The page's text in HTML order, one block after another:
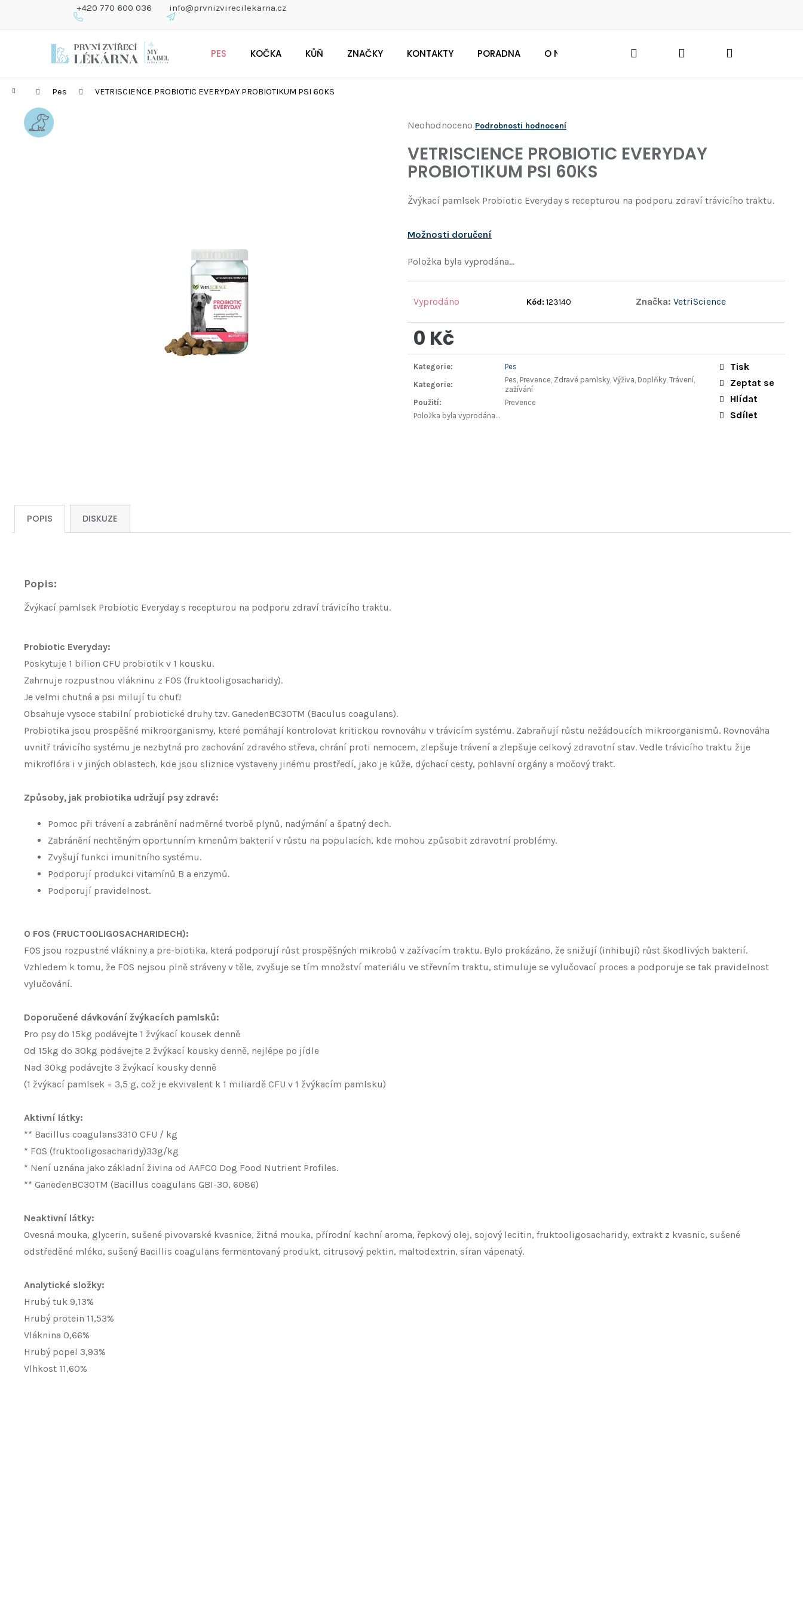
+420 770 600 036 info@prvnizvirecilekarna.cz
PES KOČKA KŮŇ ZNAČKY KONTAKTY PORADNA O NÁS Hledat PřihlášeníNákupní
Domů Pes VETRISCIENCE PROBIOTIC EVERYDAY PROBIOTIKUM PSI 60KS
Průměrné
produktu
je
hvězdiček.
Neohodnoceno Podrobnosti hodnocení
VETRISCIENCE PROBIOTIC EVERYDAY
PROBIOTIKUM PSI 60KS
Žvýkací pamlsek Probiotic Everyday s recepturou na podporu zdraví trávicího traktu.
Možnosti doručení
Položka byla vyprodána…
Vyprodáno Kód: 123140 Značka:VetriScience
0 Kč
Měrná
cena:
Kategorie:
Pes
Kategorie:
Pes, Prevence, Zdravé pamlsky, Výživa, Doplňky, Trávení,
zažívání
Použití:
Prevence
Položka byla vyprodána…
Tisk
Zeptat se
Hlídat
Sdílet
POPIS DISKUZE
Popis:
Žvýkací pamlsek Probiotic Everyday s recepturou na podporu zdraví trávicího traktu.
Probiotic Everyday:
Poskytuje 1 bilion CFU probiotik v 1 kousku.
Zahrnuje rozpustnou vlákninu z FOS (fruktooligosacharidy).
Je velmi chutná a psi milují tu chuť!
Obsahuje vysoce stabilní probiotické druhy tzv. GanedenBC30TM (Baculus coagulans).
Probiotika jsou prospěšné mikroorganismy, které pomáhají kontrolovat kritickou rovnováhu v trávicím systému. Zabraňují růstu nežádoucích mikroorganismů. Rovnováha
uvnitř trávicího systému je nezbytná pro zachování zdravého střeva, chrání proti nemocem, zlepšuje trávení a zlepšuje celkový zdravotní stav. Vedle trávicího traktu žije
mikroflóra i v jiných oblastech, kde jsou sliznice vystaveny jinému prostředí, jako je kůže, dýchací cesty, pohlavní orgány a močový trakt.
Způsoby, jak probiotika udržují psy zdravé:
Pomoc při trávení a zabránění nadměrné tvorbě plynů, nadýmání a špatný dech.
Zabránění nechtěným oportunním kmenům bakterií v růstu na populacích, kde mohou způsobit zdravotní problémy.
Zvyšují funkci imunitního systému.
Podporují produkci vitamínů B a enzymů.
Podporují pravidelnost.
O FOS (FRUCTOOLIGOSACHARIDECH):
FOS jsou rozpustné vlákniny a pre-biotika, která podporují růst prospěšných mikrobů v zažívacím traktu. Bylo prokázáno, že snižují (inhibují) růst škodlivých bakterií.
Vzhledem k tomu, že FOS nejsou plně stráveny v těle, zvyšuje se tím množství materiálu ve střevním traktu, stimuluje se vylučovací proces a podporuje se tak pravidelnost
vylučování.
Doporučené dávkování žvýkacích pamlsků:
Pro psy do 15kg podávejte 1 žvýkací kousek denně
Od 15kg do 30kg podávejte 2 žvýkací kousky denně, nejlépe po jídle
Nad 30kg podávejte 3 žvýkací kousky denně
(1 žvýkací pamlsek = 3,5 g, což je ekvivalent k 1 miliardě CFU v 1 žvýkacím pamlsku)
Aktivní látky:
** Bacillus coagulans3310 CFU / kg
* FOS (fruktooligosacharidy)33g/kg
* Není uznána jako základní živina od AAFCO Dog Food Nutrient Profiles.
** GanedenBC30TM (Bacillus coagulans GBI-30, 6086)
Neaktivní látky:
Ovesná mouka, glycerin, sušené pivovarské kvasnice, žitná mouka, přírodní kachní aroma, řepkový olej, sojový lecitin, fruktooligosacharidy, extrakt z kvasnic, sušené
odstředěné mléko, sušený Bacillis coagulans fermentovaný produkt, citrusový pektin, maltodextrin, síran vápenatý.
Analytické složky:
Hrubý tuk 9,13%
Hrubý protein 11,53%
Vláknina 0,66%
Hrubý popel 3,93%
Vlhkost 11,60%
obchodu
obchodu
CO POTŘEBUJETE NAJÍT?